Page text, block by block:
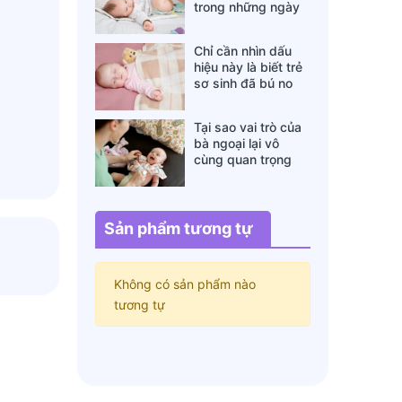
trong những ngày
lòng
Chỉ cần nhìn dấu
hiệu này là biết trẻ
sơ sinh đã bú no
không biết
Tại sao vai trò của
bà ngoại lại vô
cùng quan trọng
bất ngờ
Sản phẩm tương tự
Không có sản phẩm nào
tương tự